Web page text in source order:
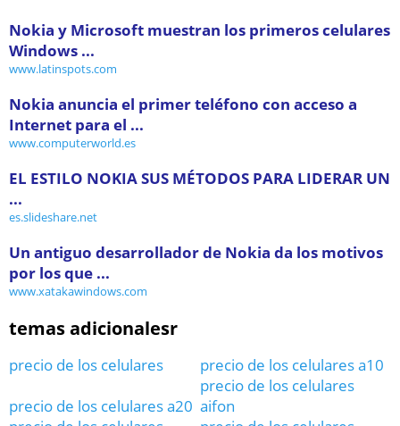
Nokia y Microsoft muestran los primeros celulares
Windows ...
www.latinspots.com
Nokia anuncia el primer teléfono con acceso a
Internet para el ...
www.computerworld.es
EL ESTILO NOKIA SUS MÉTODOS PARA LIDERAR UN
...
es.slideshare.net
Un antiguo desarrollador de Nokia da los motivos
por los que ...
www.xatakawindows.com
temas adicionalesr
precio de los celulares
precio de los celulares a10
precio de los celulares a20
precio de los celulares
aifon